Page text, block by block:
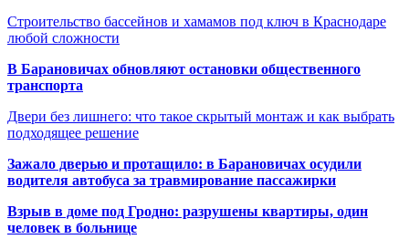
Строительство бассейнов и хамамов под ключ в Краснодаре
любой сложности
В Барановичах обновляют остановки общественного
транспорта
Двери без лишнего: что такое скрытый монтаж и как выбрать
подходящее решение
Зажало дверью и протащило: в Барановичах осудили
водителя автобуса за травмирование пассажирки
Взрыв в доме под Гродно: разрушены квартиры, один
человек в больнице